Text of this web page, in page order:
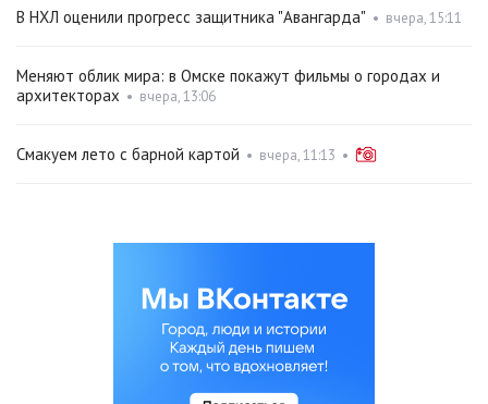
В НХЛ оценили прогресс защитника "Авангарда" • вчера, 15:11
Меняют облик мира: в Омске покажут фильмы о городах и
архитекторах • вчера, 13:06
Смакуем лето с барной картой • вчера, 11:13 •